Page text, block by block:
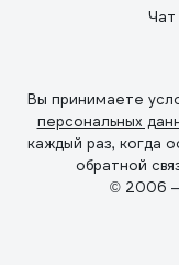
Чат
Вы принимаете
персональных
каждый раз, когда
обратной
© 2006